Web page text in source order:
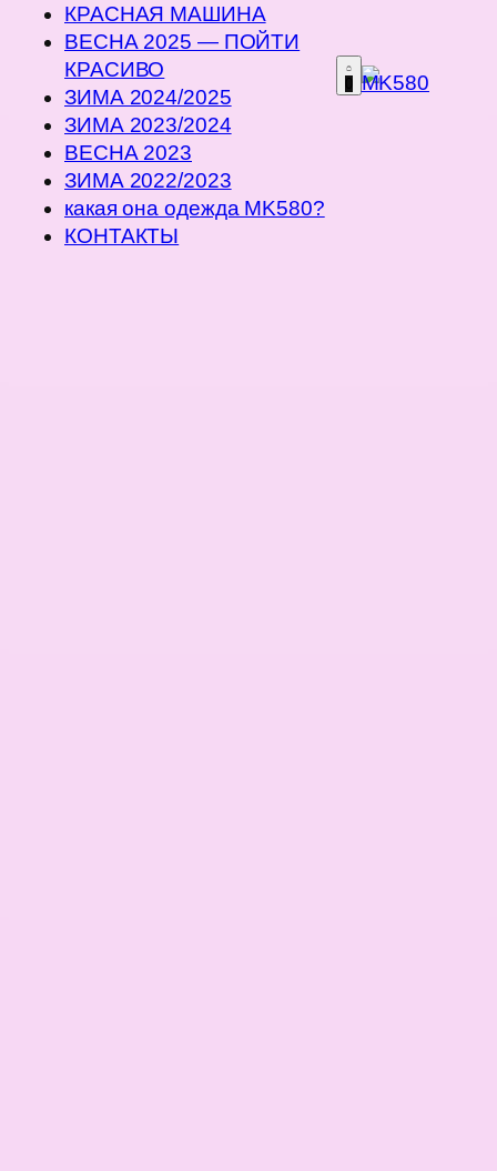
КРАСНАЯ МАШИНА
ВЕСНА 2025 — ПОЙТИ
КРАСИВО
ЗИМА 2024/2025
ЗИМА 2023/2024
ВЕСНА 2023
ЗИМА 2022/2023
какая она одежда MK580?
КОНТАКТЫ